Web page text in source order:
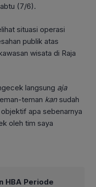
(7/6).
situasi operasi
publik atas
wisata di Raja
langsung aja
teman kan sudah
apa sebenarnya
oleh tim saya
HBA Periode